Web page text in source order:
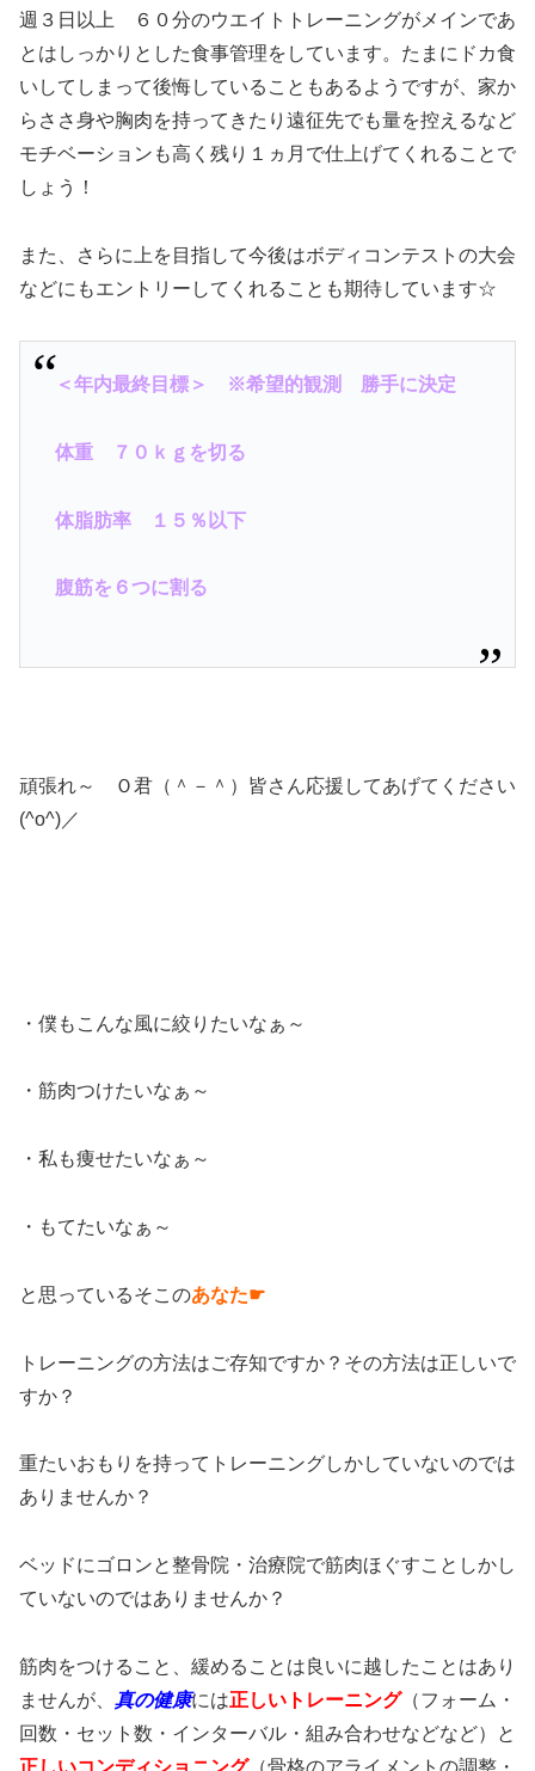
週３日以上 ６０分のウエイトトレーニングがメインであ
とはしっかりとした食事管理をしています。たまにドカ食
いしてしまって後悔していることもあるようですが、家か
らささ身や胸肉を持ってきたり遠征先でも量を控えるなど
モチベーションも高く残り１ヵ月で仕上げてくれることで
しょう！
また、さらに上を目指して今後はボディコンテストの大会
などにもエントリーしてくれることも期待しています☆
＜年内最終目標＞ ※希望的観測 勝手に決定
体重 ７０ｋｇを切る
体脂肪率 １５％以下
腹筋を６つに割る
頑張れ～ Ｏ君（＾－＾）皆さん応援してあげてください
(^o^)／
・僕もこんな風に絞りたいなぁ～
・筋肉つけたいなぁ～
・私も痩せたいなぁ～
・もてたいなぁ～
と思っているそこのあなた☛
トレーニングの方法はご存知ですか？その方法は正しいで
すか？
重たいおもりを持ってトレーニングしかしていないのでは
ありませんか？
ベッドにゴロンと整骨院・治療院で筋肉ほぐすことしかし
ていないのではありませんか？
筋肉をつけること、緩めることは良いに越したことはあり
ませんが、 真の健康には正しいトレーニング（フォーム・
回数・セット数・インターバル・組み合わせなどなど）と
正しいコンディショニング（骨格のアライメントの調整・